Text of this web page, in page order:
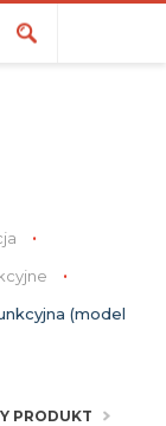
(model
PRODUKT